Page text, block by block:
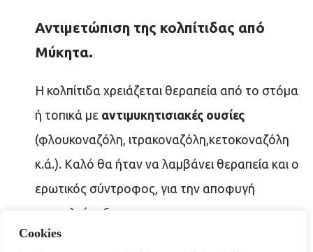
Cookies
Αντιμετώπιση της κολπίτιδας από
Μύκητα.
Η κολπίτιδα χρειάζεται θεραπεία από το στόμα
ή τοπικά με αντιμυκητισιακές ουσίες
(φλουκοναζόλη, ιτρακοναζόλη,κετοκοναζόλη
κ.ά.). Καλό θα ήταν να λαμβάνει θεραπεία και ο
ερωτικός σύντροφος, για την αποφυγή
επαναλοίμωξης.